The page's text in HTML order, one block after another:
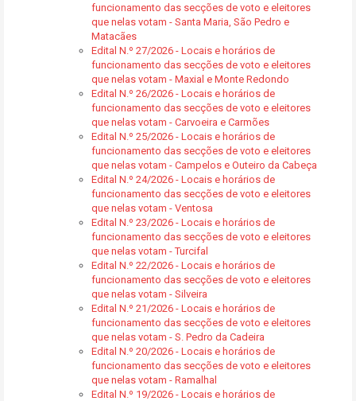
funcionamento das secções de voto e eleitores
que nelas votam - Santa Maria, São Pedro e
Matacães
Edital N.º 27/2026 - Locais e horários de
funcionamento das secções de voto e eleitores
que nelas votam - Maxial e Monte Redondo
Edital N.º 26/2026 - Locais e horários de
funcionamento das secções de voto e eleitores
que nelas votam - Carvoeira e Carmões
Edital N.º 25/2026 - Locais e horários de
funcionamento das secções de voto e eleitores
que nelas votam - Campelos e Outeiro da Cabeça
Edital N.º 24/2026 - Locais e horários de
funcionamento das secções de voto e eleitores
que nelas votam - Ventosa
Edital N.º 23/2026 - Locais e horários de
funcionamento das secções de voto e eleitores
que nelas votam - Turcifal
Edital N.º 22/2026 - Locais e horários de
funcionamento das secções de voto e eleitores
que nelas votam - Silveira
Edital N.º 21/2026 - Locais e horários de
funcionamento das secções de voto e eleitores
que nelas votam - S. Pedro da Cadeira
Edital N.º 20/2026 - Locais e horários de
funcionamento das secções de voto e eleitores
que nelas votam - Ramalhal
Edital N.º 19/2026 - Locais e horários de